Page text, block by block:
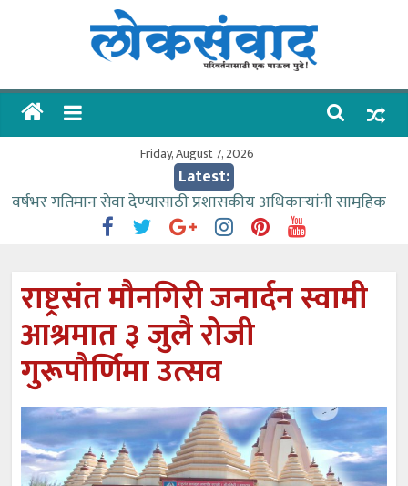
लोकसंवाद
ताज्या
Friday, August 7, 2026
Latest:
वर्षभर गतिमान सेवा देण्यासाठी प्रशासकीय अधिकाऱ्यांनी सामुहिक
प्रयत्न करावे – आमदार काळे
आत्मामालिक गुरूकूलाचे २२८ विद्यार्थी शिष्यवृत्तीस पात्र
ईच्छा आणि मेहनतीच्या बळावर यश मिळवता येते – शिवप्रसाद
पंडोरे
आमदार आशुतोष काळे यांचा वाढदिवस विविध सामाजिक
उपक्रमांनी साजरा
राष्ट्रसंत मौनगिरी जनार्दन स्वामी
आश्रमात ३ जुलै रोजी
गुरूपौर्णिमा उत्सव